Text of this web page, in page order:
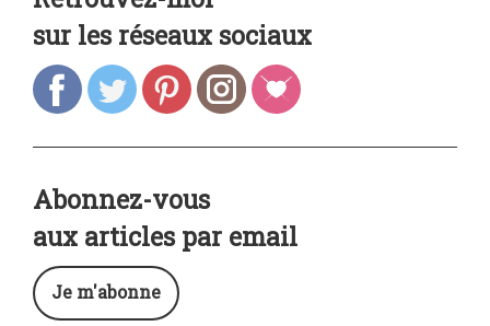
sur les réseaux sociaux
Abonnez-vous
aux articles par email
Je m'abonne